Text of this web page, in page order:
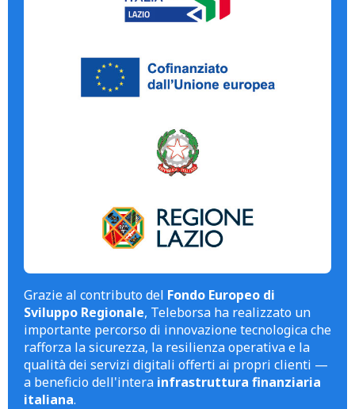
Grazie al contributo del Fondo Europeo di
Sviluppo Regionale, Teleborsa ha realizzato un
importante percorso di innovazione tecnologica che
rafforza la sicurezza, la resilienza operativa e la
qualità dei servizi digitali offerti ai propri clienti —
a beneficio dell'intera infrastruttura finanziaria
italiana.